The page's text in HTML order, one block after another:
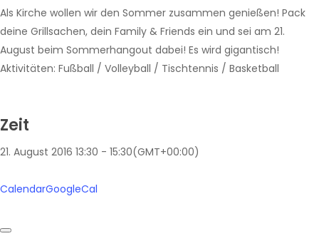
Als Kirche wollen wir den Sommer zusammen genießen! Pack
deine Grillsachen, dein Family & Friends ein und sei am 21.
August beim Sommerhangout dabei! Es wird gigantisch!
Aktivitäten: Fußball / Volleyball / Tischtennis / Basketball
Zeit
21. August 2016 13:30 - 15:30(GMT+00:00)
CalendarGoogleCal